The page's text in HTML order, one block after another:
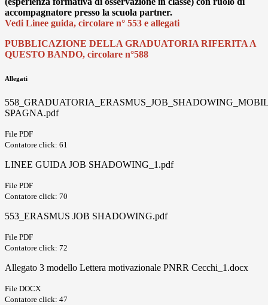
accompagnatore presso la scuola partner.
Vedi Linee guida, circolare n° 553 e allegati
PUBBLICAZIONE DELLA GRADUATORIA RIFERITA A
QUESTO BANDO, circolare n°588
Allegati
SPAGNA.pdf
File PDF
Contatore click: 61
LINEE GUIDA JOB SHADOWING_1.pdf
File PDF
Contatore click: 70
553_ERASMUS JOB SHADOWING.pdf
File PDF
Contatore click: 72
Allegato 3 modello Lettera motivazionale PNRR Cecchi_1.docx
File DOCX
Contatore click: 47